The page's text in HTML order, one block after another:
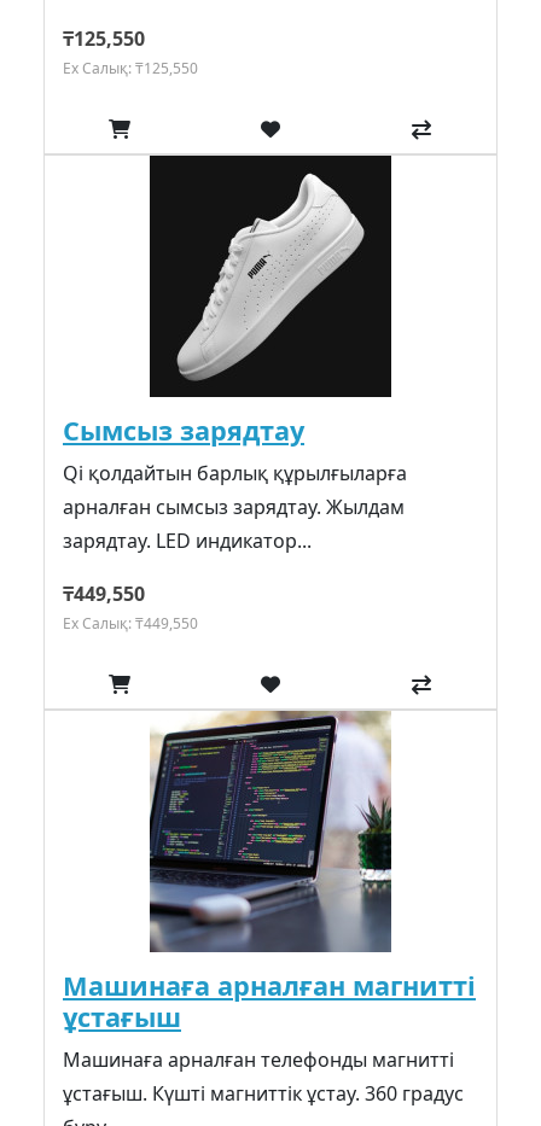
₸125,550
Ex Салық: ₸125,550
Сымсыз зарядтау
Qi қолдайтын барлық құрылғыларға
арналған сымсыз зарядтау. Жылдам
зарядтау. LED индикатор...
₸449,550
Ex Салық: ₸449,550
Машинаға арналған магнитті
ұстағыш
Машинаға арналған телефонды магнитті
ұстағыш. Күшті магниттік ұстау. 360 градус